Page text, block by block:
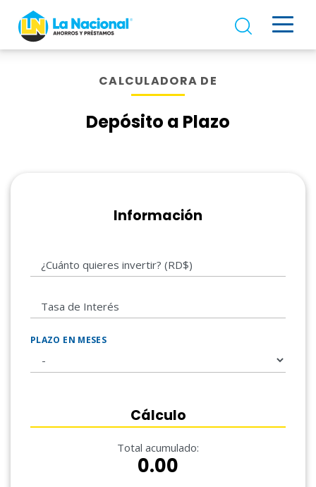
CALCULADORA DE
Depósito a Plazo
Información
¿Cuánto quieres invertir? (RD$)
Tasa de Interés
PLAZO EN MESES
Cálculo
Total acumulado:
0.00